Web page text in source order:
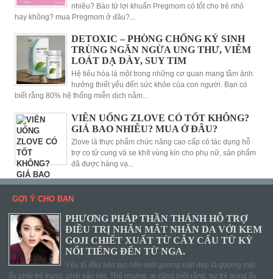
nhiêu? Bào tử lợi khuẩn Pregmom có tốt cho trẻ nhỏ
hay không? mua Pregmom ở đâu?...
DETOXIC – PHÒNG CHỐNG KÝ SINH
TRÙNG NGĂN NGỪA UNG THƯ, VIÊM
LOÁT DẠ DÀY, SUY TIM
Hệ tiêu hóa là một trong những cơ quan mang tầm ảnh
hưởng thiết yếu đến sức khỏe của con người. Bạn có
biết rằng 80% hệ thống miễn dịch nằm...
VIÊN UỐNG ZLOVE CÓ TỐT KHÔNG?
GIÁ BAO NHIÊU? MUA Ở ĐÂU?
Zlove là thực phẩm chức năng cao cấp có tác dụng hỗ
trợ co tử cung và se khít vùng kín cho phụ nữ, sản phẩm
đã được hàng vạ...
GỢI Ý CHO BẠN
PHƯƠNG PHÁP THẦN THÁNH HỖ TRỢ
ĐIỀU TRỊ NHĂN MẮT NHĂN DA VỚI KEM
GOJI CHIẾT XUẤT TỪ CÂY CẨU TỬ KỲ
NỔI TIẾNG ĐẾN TỪ NGA.
Yếu tố đầu tiên tạo nên một gương mặt đẹp là gương mặt
ấy phải trẻ trung, phải sắc nét. Thế nhưng, ai cũng biết rằng, sự trẻ trung ấy